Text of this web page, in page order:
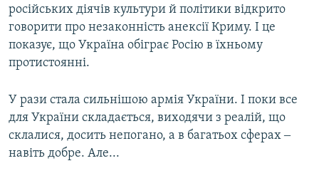
російських діячів культури й політики відкрито
говорити про незаконність анексії Криму. І це
показує, що Україна обіграє Росію в їхньому
протистоянні.
У рази стала сильнішою армія України. І поки все
для України складається, виходячи з реалій, що
склалися, досить непогано, а в багатьох сферах ‒
навіть добре. Але...